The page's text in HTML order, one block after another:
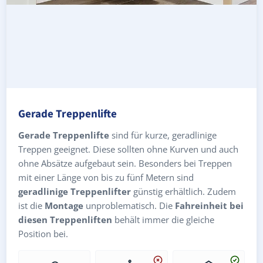
Gerade Treppenlifte
Gerade Treppenlifte sind für kurze, geradlinige
Treppen geeignet. Diese sollten ohne Kurven und auch
ohne Absätze aufgebaut sein. Besonders bei Treppen
mit einer Länge von bis zu fünf Metern sind
geradlinige Treppenlifter günstig erhältlich. Zudem
ist die Montage unproblematisch. Die Fahreinheit bei
diesen Treppenliften behält immer die gleiche
Position bei.